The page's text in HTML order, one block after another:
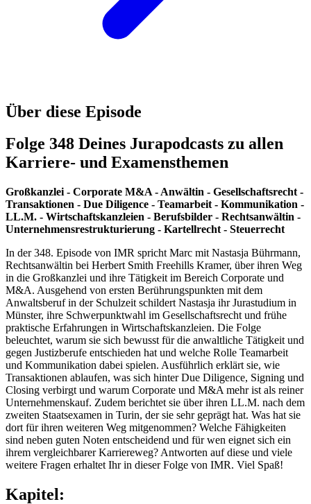
Über diese Episode
Folge 348 Deines Jurapodcasts zu allen
Karriere- und Examensthemen
Großkanzlei - Corporate M&A - Anwältin - Gesellschaftsrecht -
Transaktionen - Due Diligence - Teamarbeit - Kommunikation -
LL.M. - Wirtschaftskanzleien - Berufsbilder - Rechtsanwältin -
Unternehmensrestrukturierung - Kartellrecht - Steuerrecht
In der 348. Episode von IMR spricht Marc mit Nastasja Bührmann,
Rechtsanwältin bei Herbert Smith Freehills Kramer, über ihren Weg
in die Großkanzlei und ihre Tätigkeit im Bereich Corporate und
M&A. Ausgehend von ersten Berührungspunkten mit dem
Anwaltsberuf in der Schulzeit schildert Nastasja ihr Jurastudium in
Münster, ihre Schwerpunktwahl im Gesellschaftsrecht und frühe
praktische Erfahrungen in Wirtschaftskanzleien. Die Folge
beleuchtet, warum sie sich bewusst für die anwaltliche Tätigkeit und
gegen Justizberufe entschieden hat und welche Rolle Teamarbeit
und Kommunikation dabei spielen. Ausführlich erklärt sie, wie
Transaktionen ablaufen, was sich hinter Due Diligence, Signing und
Closing verbirgt und warum Corporate und M&A mehr ist als reiner
Unternehmenskauf. Zudem berichtet sie über ihren LL.M. nach dem
zweiten Staatsexamen in Turin, der sie sehr geprägt hat. Was hat sie
dort für ihren weiteren Weg mitgenommen? Welche Fähigkeiten
sind neben guten Noten entscheidend und für wen eignet sich ein
ihrem vergleichbarer Karriereweg? Antworten auf diese und viele
weitere Fragen erhaltet Ihr in dieser Folge von IMR. Viel Spaß!
Kapitel: